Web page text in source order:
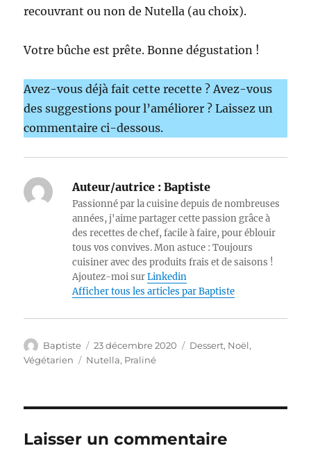
recouvrant ou non de Nutella (au choix).
Votre bûche est prête. Bonne dégustation !
Avez-vous déjà fait cette recette ? Avez-vous
des suggestions pour l’améliorer ? Laissez un
commentaire ci-dessous.
Auteur/autrice : Baptiste
Passionné par la cuisine depuis de nombreuses
années, j'aime partager cette passion grâce à
des recettes de chef, facile à faire, pour éblouir
tous vos convives. Mon astuce : Toujours
cuisiner avec des produits frais et de saisons !
Ajoutez-moi surLinkedin
Afficher tous les articles par Baptiste
Auteur
Baptiste
Publié
le
23 décembre 2020 Catégories
Dessert, Noël,
Végétarien
Étiquettes
Nutella, Praliné
Laisser un commentaire